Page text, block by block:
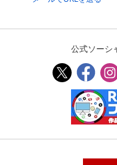
公式ソーシ